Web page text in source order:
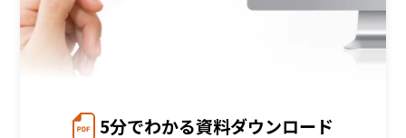
5分でわかる資料ダウンロード